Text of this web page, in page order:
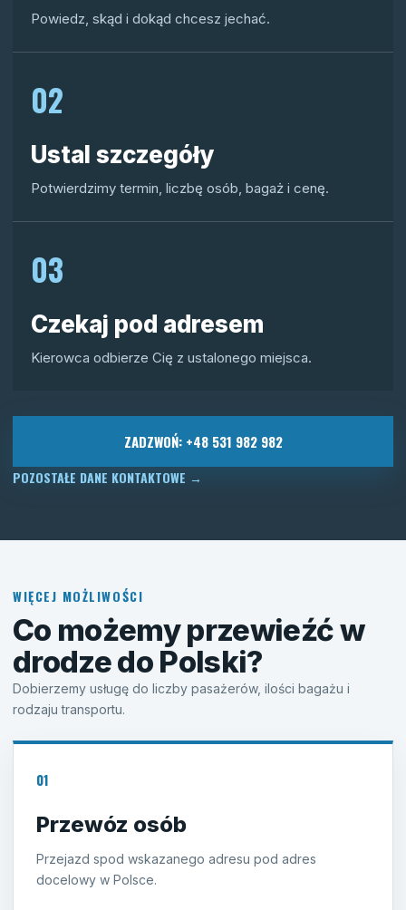
Powiedz, skąd i dokąd chcesz jechać.
02
Ustal szczegóły
Potwierdzimy termin, liczbę osób, bagaż i cenę.
03
Czekaj pod adresem
Kierowca odbierze Cię z ustalonego miejsca.
ZADZWOŃ: +48 531 982 982
POZOSTAŁE DANE KONTAKTOWE →
WIĘCEJ MOŻLIWOŚCI
Co możemy przewieźć w
drodze do Polski?
Dobierzemy usługę do liczby pasażerów, ilości bagażu i
rodzaju transportu.
01
Przewóz osób
Przejazd spod wskazanego adresu pod adres
docelowy w Polsce.